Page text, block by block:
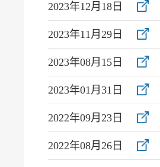
2023年12月18日
2023年11月29日
2023年08月15日
2023年01月31日
2022年09月23日
2022年08月26日